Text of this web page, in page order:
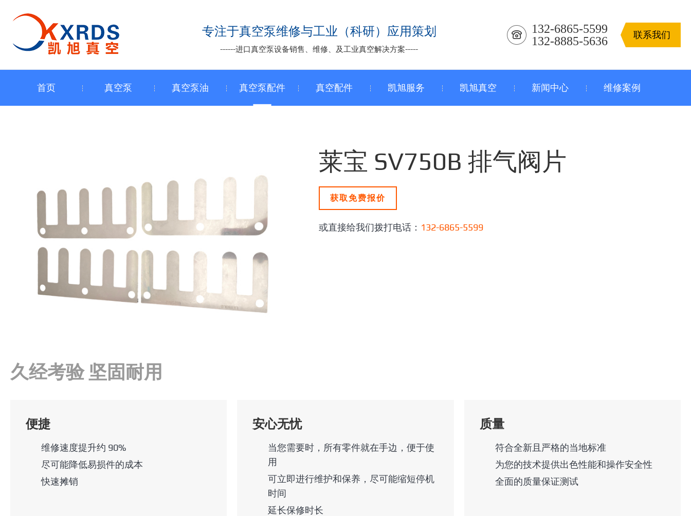
专注于真空泵维修与工业（科研）应用策划
------进口真空泵设备销售、维修、及工业真空解决方案-----
132-6865-5599
132-8885-5636
联系我们
首页 真空泵 真空泵油 真空泵配件 真空配件 凯旭服务 凯旭真空 新闻中心 维修案例
莱宝 SV750B 排气阀片
获取免费报价
或直接给我们拨打电话： 132-6865-5599
久经考验 坚固耐用
便捷
维修速度提升约 90%
尽可能降低易损件的成本
快速摊销
安心无忧
当您需要时，所有零件就在手边，便于使
用
可立即进行维护和保养，尽可能缩短停机
时间
延长保修时长
质量
符合全新且严格的当地标准
为您的技术提供出色性能和操作安全性
全面的质量保证测试